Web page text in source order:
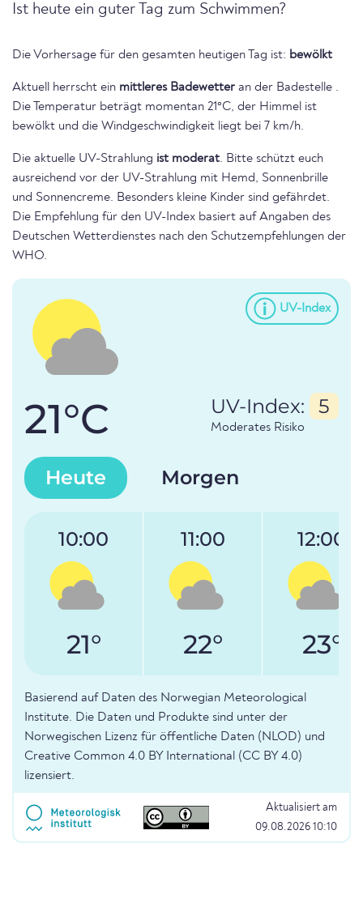
Ist heute ein guter Tag zum Schwimmen?
Die Vorhersage für den gesamten heutigen Tag ist: bewölkt
Aktuell herrscht ein mittleres Badewetter an der Badestelle .
Die Temperatur beträgt momentan 21°C, der Himmel ist
bewölkt und die Windgeschwindigkeit liegt bei 7 km/h.
Die aktuelle UV-Strahlung ist moderat. Bitte schützt euch
ausreichend vor der UV-Strahlung mit Hemd, Sonnenbrille
und Sonnencreme. Besonders kleine Kinder sind gefährdet.
Die Empfehlung für den UV-Index basiert auf Angaben des
Deutschen Wetterdienstes nach den Schutzempfehlungen der
WHO.
UV-Index
21°C UV-Index: 5
Moderates Risiko
Heute Morgen
10:00
21°
11:00
22°
12:00
23°
Basierend auf Daten des Norwegian Meteorological
Institute. Die Daten und Produkte sind unter der
Norwegischen Lizenz für öffentliche Daten (NLOD) und
Creative Common 4.0 BY International (CC BY 4.0)
lizensiert.
Aktualisiert am
09.08.2026 10:10